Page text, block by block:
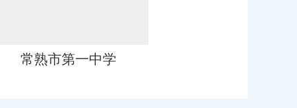
常熟市第一中学